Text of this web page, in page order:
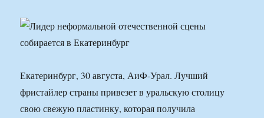
Екатеринбург, 30 августа, АиФ-Урал. Лучший
фристайлер страны привезет в уральскую столицу
свою свежую пластинку, которая получила